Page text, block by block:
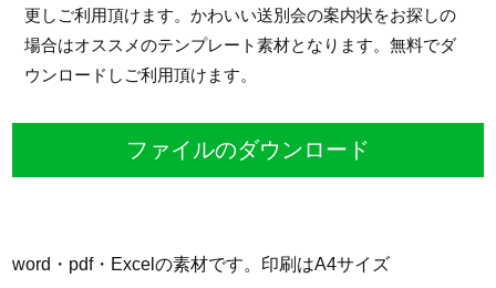
更しご利用頂けます。かわいい送別会の案内状をお探しの
場合はオススメのテンプレート素材となります。無料でダ
ウンロードしご利用頂けます。
ファイルのダウンロード
word・pdf・Excelの素材です。印刷はA4サイズ